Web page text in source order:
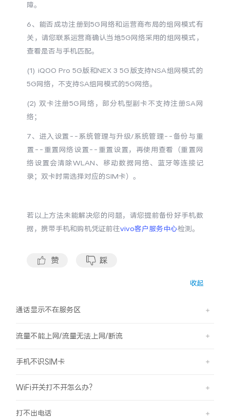
X300 Pro X300
全部X机型
S30 Pro mini
S20 Pro
全部S机型
Y6 Y60
Y50 5G
iQOO Z11 iQOO Z11x
iQOO Pad6 Pro
障。
6、能否成功注册到5G网络和运营商布局的组网模式有
关，请您联系运营商确认当地5G网络采用的组网模式，
查看是否与手机匹配。
(1) iQOO Pro 5G版和NEX 3 5G版支持NSA组网模式的
5G网络，不支持SA组网模式的5G网络。
(2) 双卡注册5G网络，部分机型副卡不支持注册SA网
络；
7、进入设置--系统管理与升级/系统管理--备份与重
置--重置网络设置--重置设置，再使用查看（重置网
络设置会清除WLAN、移动数据网络、蓝牙等连接记
录；双卡时需选择对应的SIM卡）。
若以上方法未能解决您的问题，请您提前备份好手机数
据，携带手机和购机凭证前往vivo客户服务中心检测。
赞 踩
收起
通话显示不在服务区
流量不能上网/流量无法上网/断流
手机不识SIM卡
WiFi开关打不开怎么办？
打不出电话